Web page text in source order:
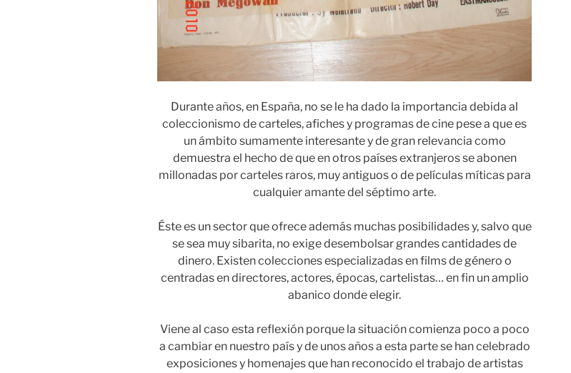
Durante años, en España, no se le ha dado la importancia debida al
coleccionismo de carteles, afiches y programas de cine pese a que es
un ámbito sumamente interesante y de gran relevancia como
demuestra el hecho de que en otros países extranjeros se abonen
millonadas por carteles raros, muy antiguos o de películas míticas para
cualquier amante del séptimo arte.
Éste es un sector que ofrece además muchas posibilidades y, salvo que
se sea muy sibarita, no exige desembolsar grandes cantidades de
dinero. Existen colecciones especializadas en films de género o
centradas en directores, actores, épocas, cartelistas… en fin un amplio
abanico donde elegir.
Viene al caso esta reflexión porque la situación comienza poco a poco
a cambiar en nuestro país y de unos años a esta parte se han celebrado
exposiciones y homenajes que han reconocido el trabajo de artistas